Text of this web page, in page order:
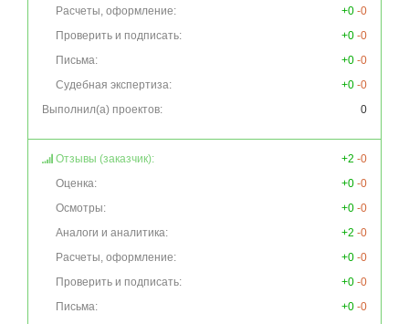
Расчеты, оформление:
+0 -0
Проверить и подписать:
+0 -0
Письма:
+0 -0
Судебная экспертиза:
+0 -0
Выполнил(а) проектов:
0
Отзывы (заказчик): +2 -0
Оценка:
+0 -0
Осмотры:
+0 -0
Аналоги и аналитика:
+2 -0
Расчеты, оформление:
+0 -0
Проверить и подписать:
+0 -0
Письма:
+0 -0